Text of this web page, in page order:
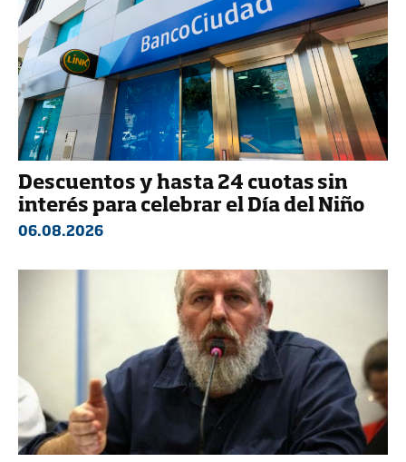
Descuentos y hasta 24 cuotas sin
interés para celebrar el Día del Niño
06.08.2026